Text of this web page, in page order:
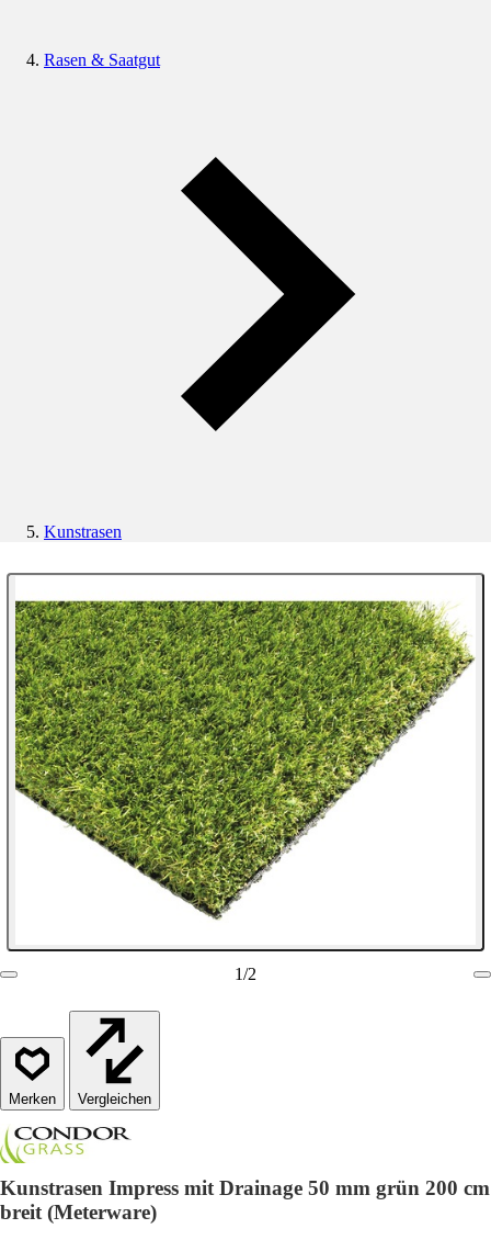
Rasen & Saatgut
Kunstrasen
1/2
Vergleichen
Kunstrasen Impress mit Drainage 50 mm grün 200 cm
breit (Meterware)